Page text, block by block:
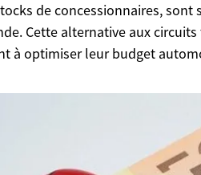
de concessionnaires,
Cette alternative aux
à optimiser leur budget